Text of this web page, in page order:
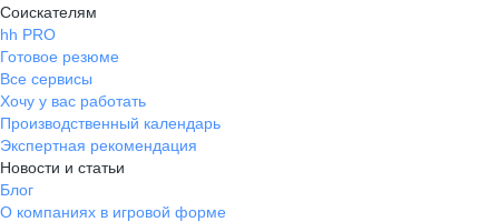
Соискателям
hh PRO
Готовое резюме
Все сервисы
Хочу у вас работать
Производственный календарь
Экспертная рекомендация
Новости и статьи
Блог
О компаниях в игровой форме